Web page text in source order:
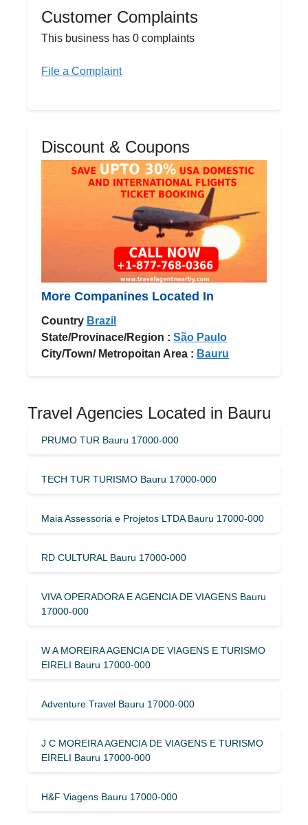
Customer Complaints
This business has 0 complaints
File a Complaint
Discount & Coupons
More Companines Located In
Country Brazil
State/Provinace/Region : São Paulo
City/Town/ Metropoitan Area : Bauru
Travel Agencies Located in Bauru
PRUMO TUR Bauru 17000-000
TECH TUR TURISMO Bauru 17000-000
Maia Assessoria e Projetos LTDA Bauru 17000-000
RD CULTURAL Bauru 17000-000
VIVA OPERADORA E AGENCIA DE VIAGENS Bauru
17000-000
W A MOREIRA AGENCIA DE VIAGENS E TURISMO
EIRELI Bauru 17000-000
Adventure Travel Bauru 17000-000
J C MOREIRA AGENCIA DE VIAGENS E TURISMO
EIRELI Bauru 17000-000
H&F Viagens Bauru 17000-000